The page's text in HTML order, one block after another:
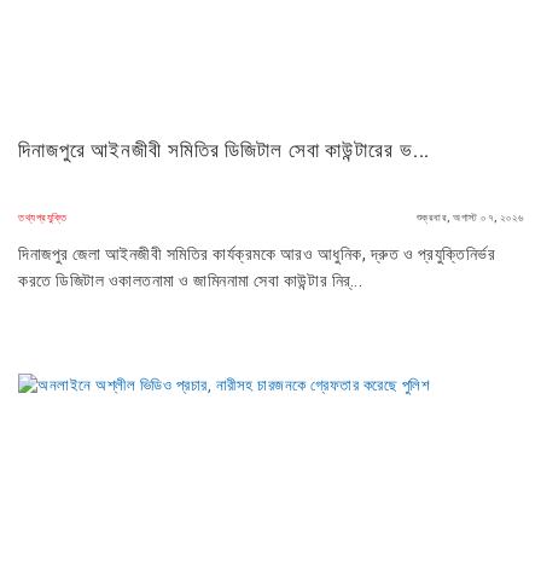
দিনাজপুরে আইনজীবী সমিতির ডিজিটাল সেবা কাউন্টারের ভ...
তথ্যপ্রযুক্তি শুক্রবার, অগাস্ট ০৭, ২০২৬
দিনাজপুর জেলা আইনজীবী সমিতির কার্যক্রমকে আরও আধুনিক, দ্রুত ও প্রযুক্তিনির্ভর
করতে ডিজিটাল ওকালতনামা ও জামিননামা সেবা কাউন্টার নির্...